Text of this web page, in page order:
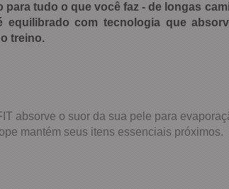
para tudo o que você faz - de longas
equilibrado com tecnologia que
treino.
absorve o suor da sua pele para
mantém seus itens essenciais próximos.